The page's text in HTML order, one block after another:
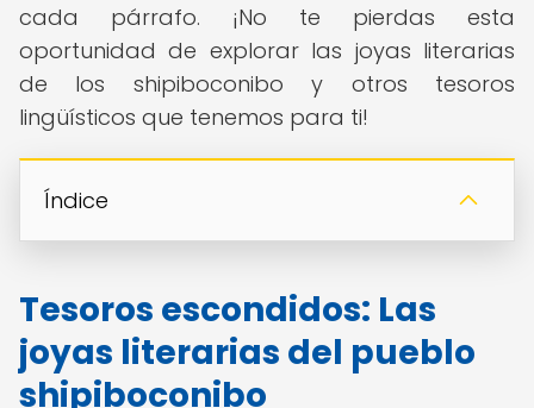
cada párrafo. ¡No te pierdas esta
oportunidad de explorar las joyas literarias
de los shipiboconibo y otros tesoros
lingüísticos que tenemos para ti!
Índice
Tesoros escondidos: Las
joyas literarias del pueblo
shipiboconibo